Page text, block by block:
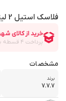
فلاسک استیل 2 لیتری 7.7.7
مشخصات
برند
7.7.7